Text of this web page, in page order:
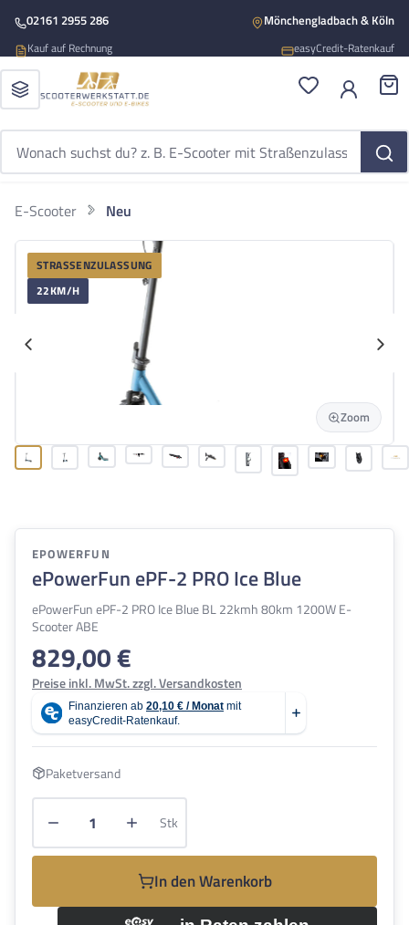
Zum Hauptinhalt springen
Kauf auf Rechnung easyCredit-Ratenkauf
Mönchengladbach & Köln
02161 2955 286
Du hast 0
E-Scooter Neu
ePowerFun ePF-2 PRO Ice Blue
ePowerFun ePF-2 PRO Ice Blue BL 22kmh 80km 1200W E-Scooter ABE
Bildergalerie überspringen
STRASSENZULASSUNG
22KM/H
Zoom
EPOWERFUN
ePowerFun ePF-2 PRO Ice Blue
ePowerFun ePF-2 PRO Ice Blue BL 22kmh 80km 1200W E-
Scooter ABE
Regulärer Preis:
829,00 €
Preise inkl. MwSt. zzgl. Versandkosten
Paketversand
Produkt Anzahl: Gib den gewünschten
Stk
In den Warenkorb